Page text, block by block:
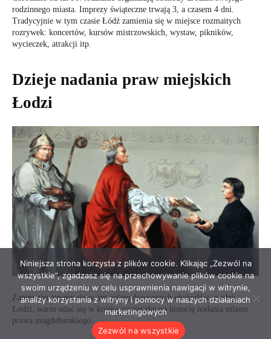
Niniejsza strona korzysta z plików cookie. Klikając „Zezwól na
wszystkie”, zgadzasz się na przechowywanie plików cookie na
swoim urządzeniu w celu usprawnienia nawigacji w witrynie,
analizy korzystania z witryny i pomocy w naszych działaniach
marketingowych
Zezwól na wszystkie